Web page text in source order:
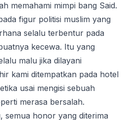
memahami mimpi bang Said.
figur politisi muslim yang
selalu terbentur pada
kecewa. Itu yang
malu jika dilayani
kami ditempatkan pada hotel
usai mengisi sebuah
merasa bersalah.
semua honor yang diterima